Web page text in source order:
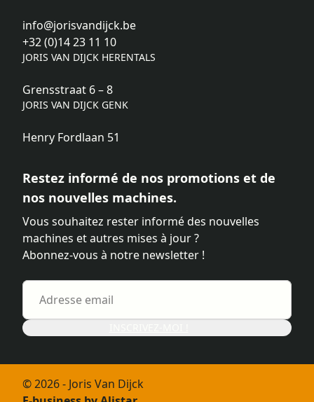
info@jorisvandijck.be
+32 (0)14 23 11 10
JORIS VAN DIJCK HERENTALS
Grensstraat 6 – 8
JORIS VAN DIJCK GENK
Henry Fordlaan 51
Restez informé de nos promotions et de
nos nouvelles machines.
Vous souhaitez rester informé des nouvelles
machines et autres mises à jour ?
Abonnez-vous à notre newsletter !
© 2026 - Joris Van Dijck